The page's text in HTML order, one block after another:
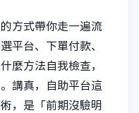
方式帶你走一遍流
平台、下單付款、
麼方法自我檢查，
講真，自助平台這
，是「前期沒驗明